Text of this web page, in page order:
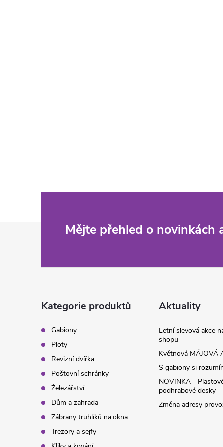
Mějte přehled o novinkách
Kategorie produktů
Gabiony
Ploty
Revizní dvířka
Poštovní schránky
Železářství
Dům a zahrada
Zábrany truhlíků na okna
Trezory a sejfy
Aktuality
Letní slevová akce
shopu
Květnová MÁJOVÁ
S gabiony si
NOVINKA -
podhrabové desky
Změna adresy